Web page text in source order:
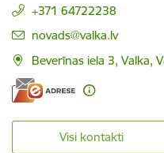
+371 64722238
E-pasts:
novads@valka.lv
Beverīnas iela 3, Valka,
Visi kontakti